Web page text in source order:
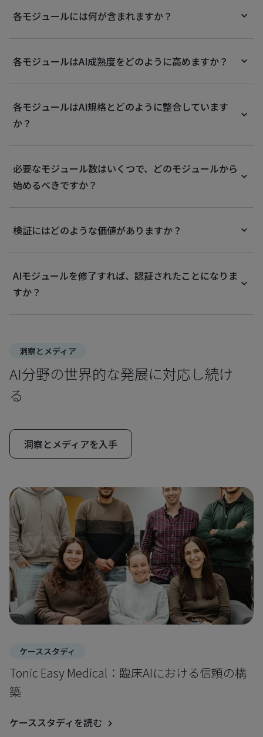
各モジュールには何が含まれますか？
各モジュールはAI成熟度をどのように高めますか？
各モジュールはAI規格とどのように整合しています
か？
必要なモジュール数はいくつで、どのモジュールから
始めるべきですか？
検証にはどのような価値がありますか？
AIモジュールを修了すれば、認証されたことになりま
すか？
洞察とメディア
AI分野の世界的な発展に対応し続け
る
洞察とメディアを入手
ケーススタディ
Tonic Easy Medical：臨床AIにおける信頼の構
築
ケーススタディを読む